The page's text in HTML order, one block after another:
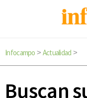
Infocampo > Actualidad >
Buscan